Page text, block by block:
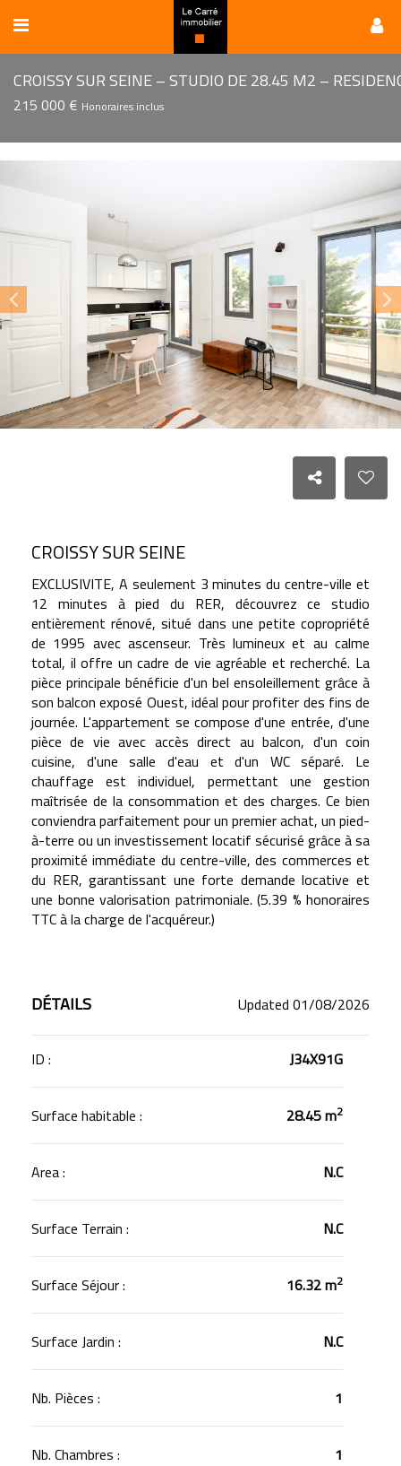
215 000 € Honoraires inclus
CROISSY SUR SEINE
EXCLUSIVITE, A seulement 3 minutes du centre-ville et
12 minutes à pied du RER, découvrez ce studio
entièrement rénové, situé dans une petite copropriété
de 1995 avec ascenseur. Très lumineux et au calme
total, il offre un cadre de vie agréable et recherché. La
pièce principale bénéficie d'un bel ensoleillement grâce à
son balcon exposé Ouest, idéal pour profiter des fins de
journée. L'appartement se compose d'une entrée, d'une
pièce de vie avec accès direct au balcon, d'un coin
cuisine, d'une salle d'eau et d'un WC séparé. Le
chauffage est individuel, permettant une gestion
maîtrisée de la consommation et des charges. Ce bien
conviendra parfaitement pour un premier achat, un pied-
à-terre ou un investissement locatif sécurisé grâce à sa
proximité immédiate du centre-ville, des commerces et
du RER, garantissant une forte demande locative et
une bonne valorisation patrimoniale. (5.39 % honoraires
TTC à la charge de l'acquéreur.)
DÉTAILS Updated 01/08/2026
ID : J34X91G
Surface habitable : 28.45 m2
Area : N.C
Surface Terrain : N.C
Surface Séjour : 16.32 m2
Surface Jardin : N.C
Nb. Pièces : 1
Nb. Chambres : 1